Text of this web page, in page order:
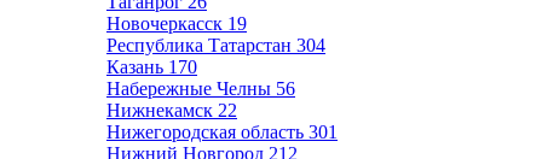
Новочеркасск 19
Республика Татарстан 304
Казань 170
Набережные Челны 56
Нижнекамск 22
Нижегородская область 301
Нижний Новгород 212